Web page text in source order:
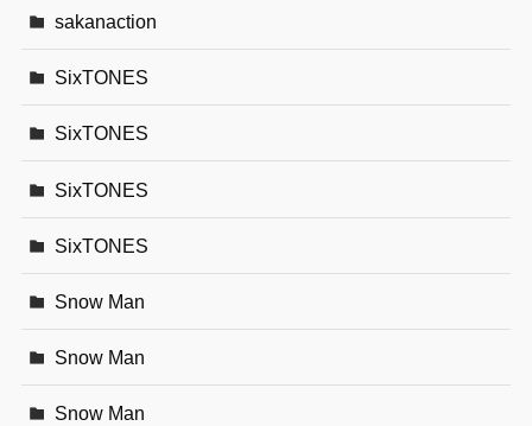
sakanaction
SixTONES
SixTONES
SixTONES
SixTONES
Snow Man
Snow Man
Snow Man